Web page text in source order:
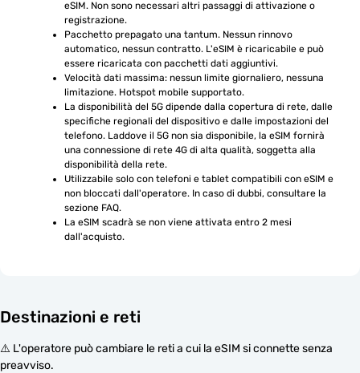
eSIM. Non sono necessari altri passaggi di attivazione o
registrazione.
Pacchetto prepagato una tantum. Nessun rinnovo
automatico, nessun contratto. L'eSIM è ricaricabile e può
essere ricaricata con pacchetti dati aggiuntivi.
Velocità dati massima: nessun limite giornaliero, nessuna
limitazione. Hotspot mobile supportato.
La disponibilità del 5G dipende dalla copertura di rete, dalle
specifiche regionali del dispositivo e dalle impostazioni del
telefono. Laddove il 5G non sia disponibile, la eSIM fornirà
una connessione di rete 4G di alta qualità, soggetta alla
disponibilità della rete.
Utilizzabile solo con telefoni e tablet compatibili con eSIM e
non bloccati dall'operatore. In caso di dubbi, consultare la
sezione FAQ.
La eSIM scadrà se non viene attivata entro 2 mesi
dall'acquisto.
Destinazioni e reti
⚠️ L'operatore può cambiare le reti a cui la eSIM si connette senza
preavviso.